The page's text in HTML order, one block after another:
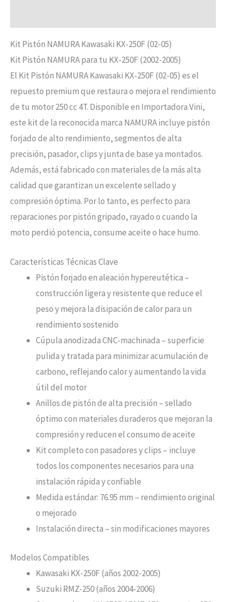
Kit Pistón NAMURA Kawasaki KX-250F (02-05)
Kit Pistón NAMURA para tu KX-250F (2002-2005)
El Kit Pistón NAMURA Kawasaki KX-250F (02-05) es el
repuesto premium que restaura o mejora el rendimiento
de tu motor 250 cc 4T. Disponible en Importadora Vini,
este kit de la reconocida marca NAMURA incluye pistón
forjado de alto rendimiento, segmentos de alta
precisión, pasador, clips y junta de base ya montados.
Además, está fabricado con materiales de la más alta
calidad que garantizan un excelente sellado y
compresión óptima. Por lo tanto, es perfecto para
reparaciones por pistón gripado, rayado o cuando la
moto perdió potencia, consume aceite o hace humo.
Características Técnicas Clave
Pistón forjado en aleación hypereutética –
construcción ligera y resistente que reduce el
peso y mejora la disipación de calor para un
rendimiento sostenido
Cúpula anodizada CNC-machinada – superficie
pulida y tratada para minimizar acumulación de
carbono, reflejando calor y aumentando la vida
útil del motor
Anillos de pistón de alta precisión – sellado
óptimo con materiales duraderos que mejoran la
compresión y reducen el consumo de aceite
Kit completo con pasadores y clips – incluye
todos los componentes necesarios para una
instalación rápida y confiable
Medida estándar: 76.95 mm – rendimiento original
o mejorado
Instalación directa – sin modificaciones mayores
Modelos Compatibles
Kawasaki KX-250F (años 2002-2005)
Suzuki RMZ-250 (años 2004-2006)